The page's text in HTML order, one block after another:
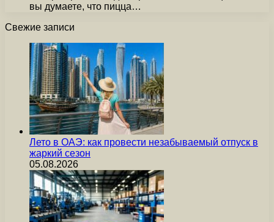
вы думаете, что пицца…
Свежие записи
Лето в ОАЭ: как провести незабываемый отпуск в
жаркий сезон
05.08.2026